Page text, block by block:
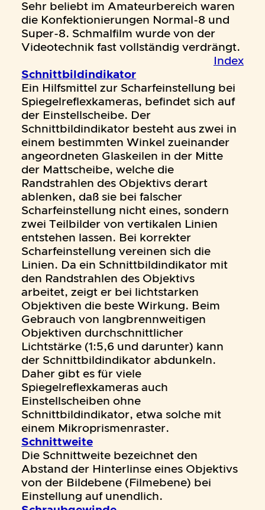
Sehr beliebt im Amateurbereich waren
die Konfektionierungen Normal-8 und
Super-8. Schmalfilm wurde von der
Videotechnik fast vollständig verdrängt.
Index
Schnittbildindikator
Ein Hilfsmittel zur Scharfeinstellung bei
Spiegelreflexkameras, befindet sich auf
der Einstellscheibe. Der
Schnittbildindikator besteht aus zwei in
einem bestimmten Winkel zueinander
angeordneten Glaskeilen in der Mitte
der Mattscheibe, welche die
Randstrahlen des Objektivs derart
ablenken, daß sie bei falscher
Scharfeinstellung nicht eines, sondern
zwei Teilbilder von vertikalen Linien
entstehen lassen. Bei korrekter
Scharfeinstellung vereinen sich die
Linien. Da ein Schnittbildindikator mit
den Randstrahlen des Objektivs
arbeitet, zeigt er bei lichtstarken
Objektiven die beste Wirkung. Beim
Gebrauch von langbrennweitigen
Objektiven durchschnittlicher
Lichtstärke (1:5,6 und darunter) kann
der Schnittbildindikator abdunkeln.
Daher gibt es für viele
Spiegelreflexkameras auch
Einstellscheiben ohne
Schnittbildindikator, etwa solche mit
einem Mikroprismenraster.
Schnittweite
Die Schnittweite bezeichnet den
Abstand der Hinterlinse eines Objektivs
von der Bildebene (Filmebene) bei
Einstellung auf unendlich.